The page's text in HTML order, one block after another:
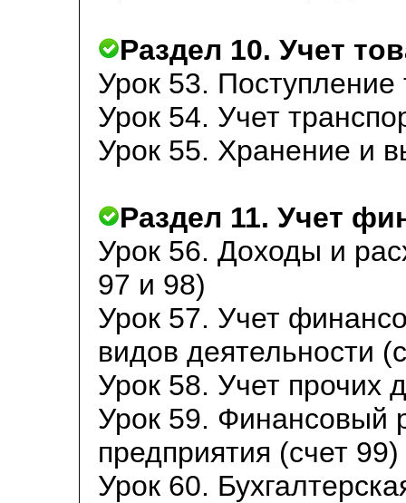
Раздел 10. Учет
Урок 53. Поступление
Урок 54. Учет
Урок 55. Хранение и
Раздел 11. Учет
Урок 56. Доходы и
97 и 98)
Урок 57. Учет
видов деятельности
Урок 58. Учет прочих
Урок 59. Финансовый
предприятия (счет 99)
Урок 60.